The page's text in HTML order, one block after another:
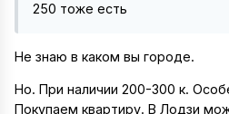
250 тоже есть
Не знаю в каком вы городе.
Но. При наличии 200-300 к.
Покупаем квартиру. В Лодзи